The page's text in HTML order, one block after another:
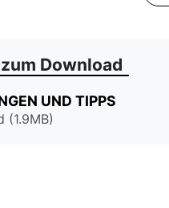
Download
UND TIPPS
(1.9MB)